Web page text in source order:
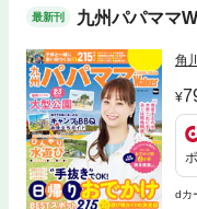
最新刊 九州パパママ
角
dカ